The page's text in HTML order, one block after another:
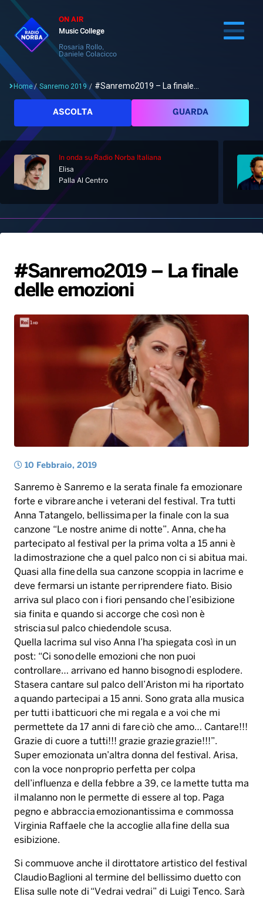
ON AIR
Music College
Rosaria Rollo,
Daniele Colacicco
Home
Palinsesto
Hit Dance
Giochi&Concorsi
PALATOUR
Notizie
Locali
Musica e Spettacolo
Sport
Radio Norba Consiglia
Leggerissime
Playlist
Generale
Novità
Notiziario
Interviste
Oroscopo
Speciale Astrabilia 2026
Gallery
Radio Norba News TV
Voce al Bari
Battiti Live 2026
Gallery
Home/ Sanremo 2019 / #Sanremo2019 – La finale...
ASCOLTA GUARDA
In onda su Radio Norba Italiana
Elisa
Palla Al Centro
#Sanremo2019 – La finale
delle emozioni
10 Febbraio, 2019
Sanremo è Sanremo e la serata finale fa emozionare
forte e vibrare anche i veterani del festival. Tra tutti
Anna Tatangelo, bellissima per la finale con la sua
canzone “Le nostre anime di notte”. Anna, che ha
partecipato al festival per la prima volta a 15 anni è
la dimostrazione che a quel palco non ci si abitua mai.
Quasi alla fine della sua canzone scoppia in lacrime e
deve fermarsi un istante per riprendere fiato. Bisio
arriva sul placo con i fiori pensando che l’esibizione
sia finita e quando si accorge che così non è
striscia sul palco chiedendole scusa.
Quella lacrima sul viso Anna l’ha spiegata così in un
post: “Ci sono delle emozioni che non puoi
controllare… arrivano ed hanno bisogno di esplodere.
Stasera cantare sul palco dell’Ariston mi ha riportato
a quando partecipai a 15 anni. Sono grata alla musica
per tutti i batticuori che mi regala e a voi che mi
permettete da 17 anni di fare ciò che amo… Cantare!!!
Grazie di cuore a tutti!!! grazie grazie grazie!!!”.
Super emozionata un’altra donna del festival. Arisa,
con la voce non proprio perfetta per colpa
dell’influenza e della febbre a 39, ce la mette tutta ma
il malanno non le permette di essere al top. Paga
pegno e abbraccia emozionantissima e commossa
Virginia Raffaele che la accoglie alla fine della sua
esibizione.
Si commuove anche il dirottatore artistico del festival
Claudio Baglioni al termine del bellissimo duetto con
Elisa sulle note di “Vedrai vedrai” di Luigi Tenco. Sarà